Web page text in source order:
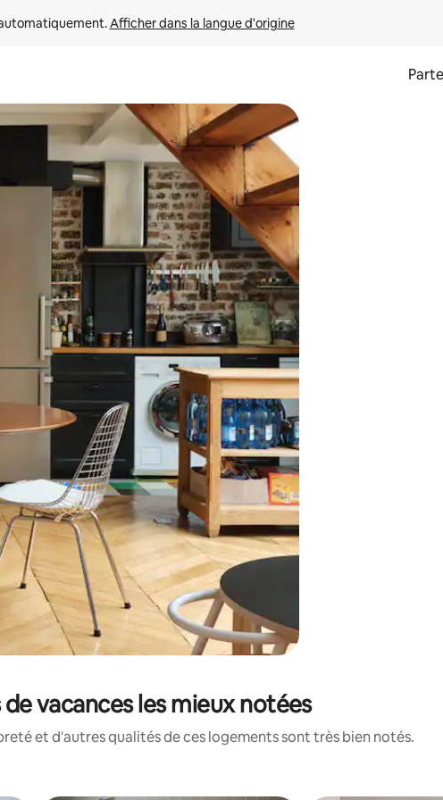
Afficher dans la langue d'origine
et vers le bas, ou en appuyant dessus et en les faisant glisser.
vacances les mieux notées
et d'autres qualités de ces logements sont très bien notés.